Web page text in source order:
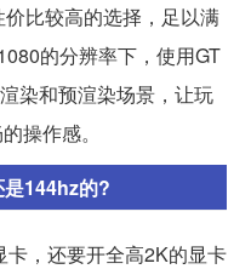
比较高的选择，足以满
的分辨率下，使用GT
染和预渲染场景，让玩
操作感。
144hz的?
，还要开全高2K的显卡